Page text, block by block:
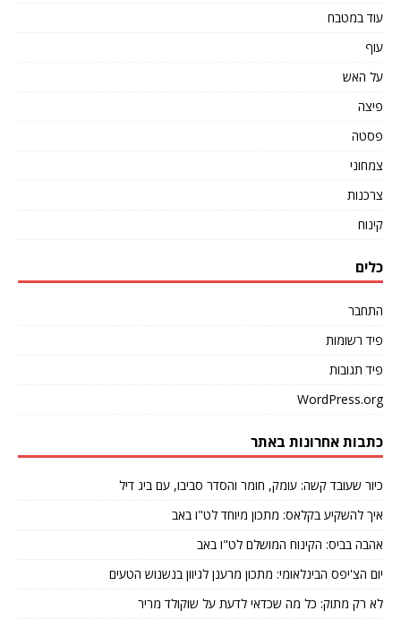
עוד במטבח
עוף
על האש
פיצה
פסטה
צמחוני
צרכנות
קינוח
כלים
התחבר
פיד רשומות
פיד תגובות
WordPress.org
כתבות אחרונות באתר
כיור שעובד קשה: עומק, חומר והסדר סביבו, עם ביג דיל
איך להשקיע בקלאס: מתכון מיוחד לט"ו באב
אהבה בביס: הקינוח המושלם לט"ו באב
יום הצ'יפס הבינלאומי: מתכון מרענן לגיוון בנשנוש הטעים
לא רק מתוק: כל מה שכדאי לדעת על שוקולד מריר